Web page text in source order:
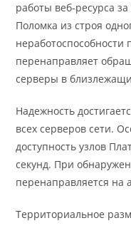
работы веб-ресурса
Поломка из строя
неработоспособности
перенаправляет
серверы в
Надежность
всех серверов сети.
доступность узлов
секунд. При
перенаправляется на
Территориальное